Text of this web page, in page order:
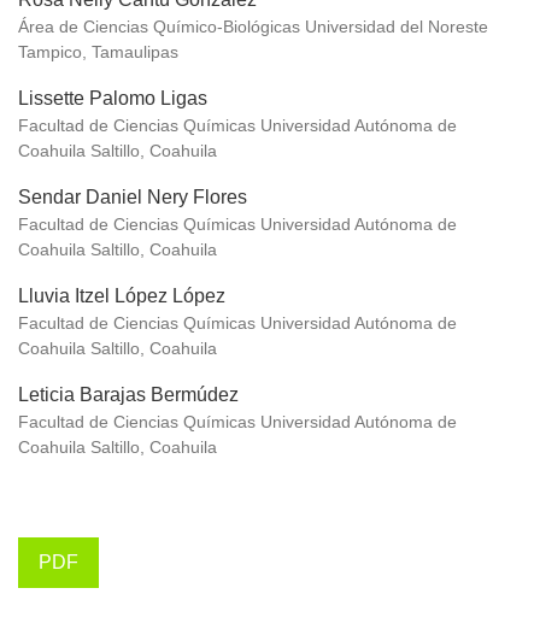
Área de Ciencias Químico-Biológicas Universidad del Noreste
Tampico, Tamaulipas
Lissette Palomo Ligas
Facultad de Ciencias Químicas Universidad Autónoma de
Coahuila Saltillo, Coahuila
Sendar Daniel Nery Flores
Facultad de Ciencias Químicas Universidad Autónoma de
Coahuila Saltillo, Coahuila
Lluvia Itzel López López
Facultad de Ciencias Químicas Universidad Autónoma de
Coahuila Saltillo, Coahuila
Leticia Barajas Bermúdez
Facultad de Ciencias Químicas Universidad Autónoma de
Coahuila Saltillo, Coahuila
PDF